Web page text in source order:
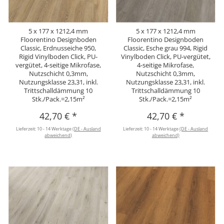
5 x 177 x 1212,4 mm
Floorentino Designboden
Classic, Erdnusseiche 950,
Rigid Vinylboden Click, PU-
vergütet, 4-seitige Mikrofase,
Nutzschicht 0,3mm,
Nutzungsklasse 23,31, inkl.
Trittschalldämmung 10
Stk./Pack.=2,15m²
42,70 €*
Lieferzeit: 10 - 14 Werktage(DE - Ausland
abweichend)
5 x 177 x 1212,4 mm
Floorentino Designboden
Classic, Esche grau 994, Rigid
Vinylboden Click, PU-vergütet,
4-seitige Mikrofase,
Nutzschicht 0,3mm,
Nutzungsklasse 23,31, inkl.
Trittschalldämmung 10
Stk./Pack.=2,15m²
42,70 € *
Lieferzeit: 10 - 14 Werktage(DE - Ausland
abweichend)